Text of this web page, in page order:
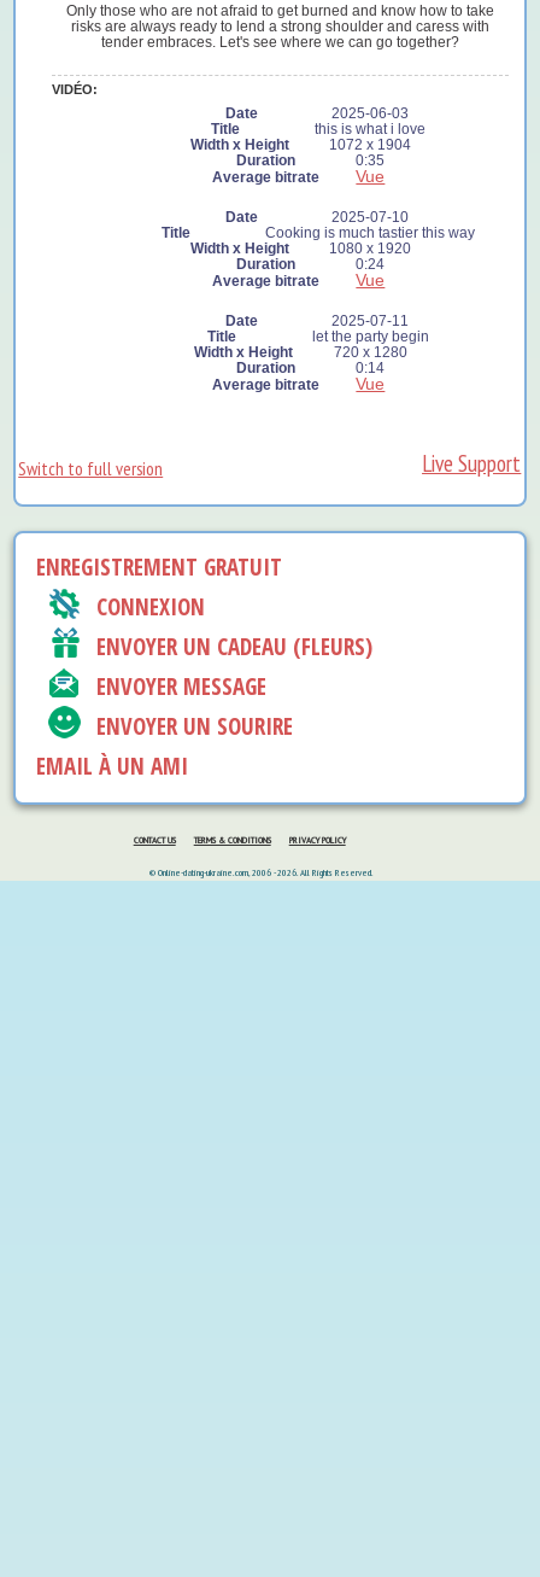
Only those who are not afraid to get burned and know how to take
risks are always ready to lend a strong shoulder and caress with
tender embraces. Let's see where we can go together?
VIDÉO:
2025-06-03
this is what i love
1072 x 1904
0:35
Vue
2025-07-10
Cooking is much tastier this way
1080 x 1920
0:24
Vue
2025-07-11
let the party begin
720 x 1280
0:14
Vue
Switch to full version Live Support
ENREGISTREMENT GRATUIT
CONNEXION
ENVOYER UN CADEAU (FLEURS)
ENVOYER MESSAGE
ENVOYER UN SOURIRE
EMAIL À UN AMI
CONTACT US TERMS & CONDITIONS PRIVACY POLICY
© Online-dating-ukraine.com, 2006 - 2026. All Rights Reserved.